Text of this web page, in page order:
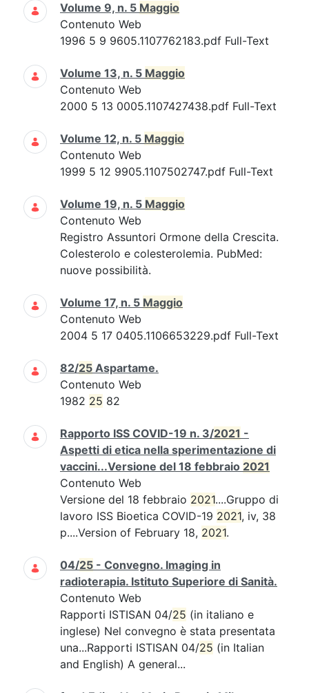
Volume 9, n. 5 Maggio
Contenuto Web
1996 5 9 9605.1107762183.pdf Full-Text
Volume 13, n. 5 Maggio
Contenuto Web
2000 5 13 0005.1107427438.pdf Full-Text
Volume 12, n. 5 Maggio
Contenuto Web
1999 5 12 9905.1107502747.pdf Full-Text
Volume 19, n. 5 Maggio
Contenuto Web
Registro Assuntori Ormone della Crescita.
Colesterolo e colesterolemia. PubMed:
nuove possibilità.
Volume 17, n. 5 Maggio
Contenuto Web
2004 5 17 0405.1106653229.pdf Full-Text
82/25 Aspartame.
Contenuto Web
1982 25 82
Rapporto ISS COVID-19 n. 3/2021 -
Aspetti di etica nella sperimentazione di
vaccini...Versione del 18 febbraio 2021
Contenuto Web
Versione del 18 febbraio 2021....Gruppo di
lavoro ISS Bioetica COVID-19 2021, iv, 38
p....Version of February 18, 2021.
04/25 - Convegno. Imaging in
radioterapia. Istituto Superiore di Sanità.
Contenuto Web
Rapporti ISTISAN 04/25 (in italiano e
inglese) Nel convegno è stata presentata
una...Rapporti ISTISAN 04/25 (in Italian
and English) A general...